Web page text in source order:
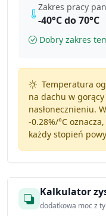
Zakres pracy
-40°C do 70°C
Dobry zakres
Temperatura
na dachu w
nasłonecznieniu.
-0.28%/°Coznacza,
każdy stopień
Kalkulator
dodatkowa moc z